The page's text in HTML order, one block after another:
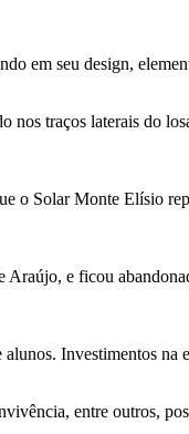
em seu design,
traços laterais do
o Solar Monte Elísio
e ficou
Investimentos na
entre outros,